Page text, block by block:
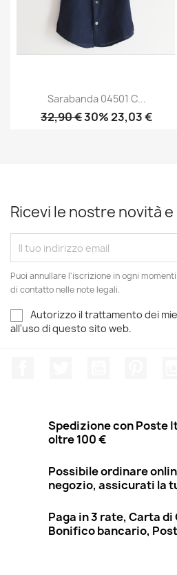
Sarabanda 04501 C...
32,90 €30% 23,03 €
Ricevi le nostre novità
Puoi annullare l'iscrizione in ogni
di contatto nelle note legali.
Autorizzo il trattamento dei
all'uso di questo sito web.
Spedizione con Poste
oltre 100 €
Possibile ordinare
negozio, assicurati la
Paga in 3 rate, Carta
Bonifico bancario,